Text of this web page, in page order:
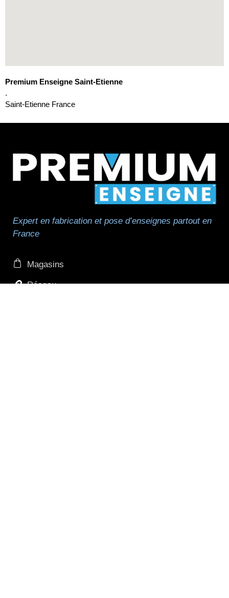
Premium Enseigne Saint-Etienne
.
Saint-Etienne France
Expert en fabrication et pose d’enseignes partout en
France
Magasins
Réseau